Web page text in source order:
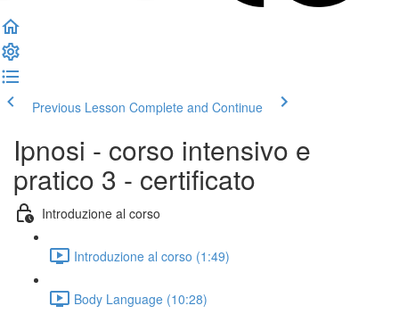
Previous Lesson Complete and Continue
Ipnosi - corso intensivo e
pratico 3 - certificato
Introduzione al corso
Introduzione al corso (1:49)
Body Language (10:28)